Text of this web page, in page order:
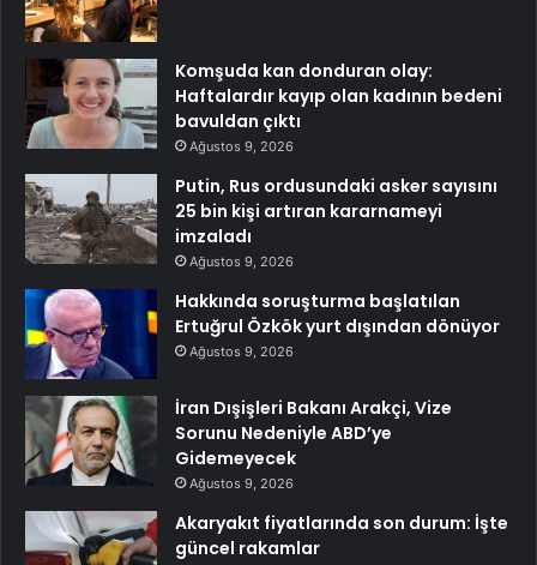
Komşuda kan donduran olay:
Haftalardır kayıp olan kadının bedeni
bavuldan çıktı
Ağustos 9, 2026
Putin, Rus ordusundaki asker sayısını
25 bin kişi artıran kararnameyi
imzaladı
Ağustos 9, 2026
Hakkında soruşturma başlatılan
Ertuğrul Özkök yurt dışından dönüyor
Ağustos 9, 2026
İran Dışişleri Bakanı Arakçi, Vize
Sorunu Nedeniyle ABD’ye
Gidemeyecek
Ağustos 9, 2026
Akaryakıt fiyatlarında son durum: İşte
güncel rakamlar